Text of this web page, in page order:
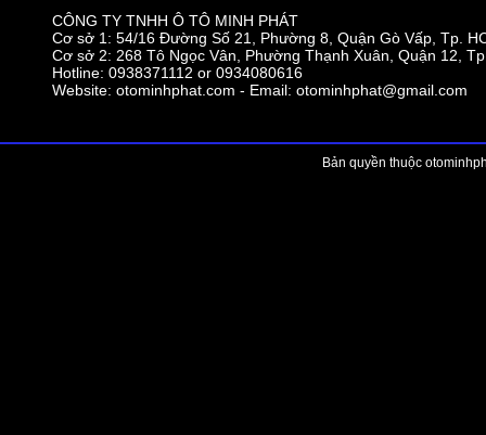
CÔNG TY TNHH Ô TÔ MINH PHÁT
Cơ sở 1: 54/16 Đường Số 21, Phường 8, Quận Gò Vấp, Tp.
Cơ sở 2: 268 Tô Ngọc Vân, Phường Thạnh Xuân, Quận 12,
Hotline: 0938371112 or 0934080616
Website: otominhphat.com - Email: otominhphat@gmail.com
Bản quyền thuộc